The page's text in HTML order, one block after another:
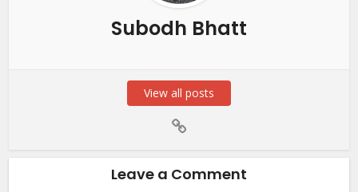
Subodh Bhatt
View all posts
Leave a Comment